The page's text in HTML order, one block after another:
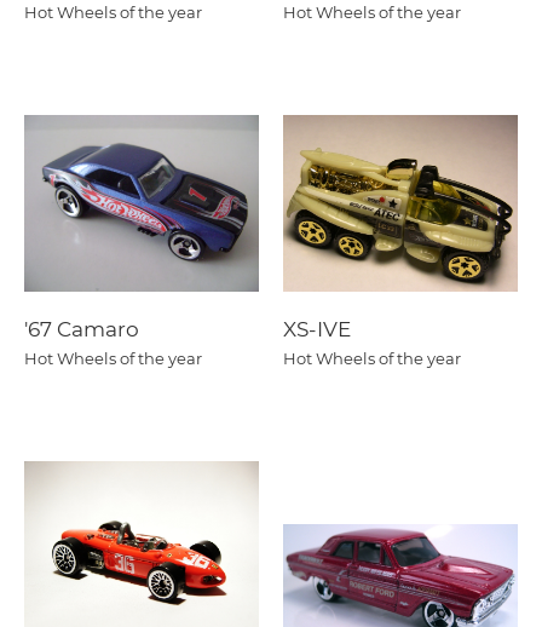
Hot Wheels of the year Hot Wheels of the year
'67 Camaro
Hot Wheels of the year
XS-IVE
Hot Wheels of the year